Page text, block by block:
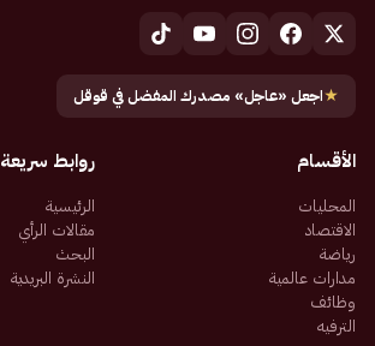
★اجعل «عاجل» مصدرك المفضل في قوقل
الأقسام
المحليات
الاقتصاد
رياضة
مدارات عالمية
وظائف
الترفيه
روابط سريعة
الرئيسية
مقالات الرأي
البحث
النشرة البريدية